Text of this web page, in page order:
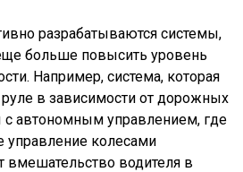
разрабатываются системы,
больше повысить уровень
Например, система, которая
руле в зависимости от дорожных
с автономным управлением, где
управление колесами
вмешательство водителя в